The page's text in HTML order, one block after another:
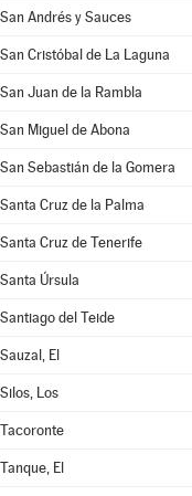
San Andrés y Sauces
San Cristóbal de La Laguna
San Juan de la Rambla
San Miguel de Abona
San Sebastián de la Gomera
Santa Cruz de la Palma
Santa Cruz de Tenerife
Santa Úrsula
Santiago del Teide
Sauzal, El
Silos, Los
Tacoronte
Tanque, El